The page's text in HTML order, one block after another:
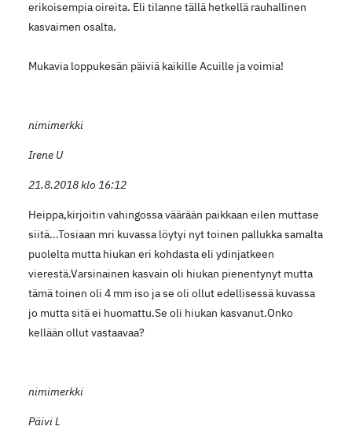
erikoisempia oireita. Eli tilanne tällä hetkellä rauhallinen
kasvaimen osalta.
Mukavia loppukesän päiviä kaikille Acuille ja voimia!
nimimerkki
Irene U
21.8.2018 klo 16:12
Heippa,kirjoitin vahingossa väärään paikkaan eilen muttase
siitä...Tosiaan mri kuvassa löytyi nyt toinen pallukka samalta
puolelta mutta hiukan eri kohdasta eli ydinjatkeen
vierestä.Varsinainen kasvain oli hiukan pienentynyt mutta
tämä toinen oli 4 mm iso ja se oli ollut edellisessä kuvassa
jo mutta sitä ei huomattu.Se oli hiukan kasvanut.Onko
kellään ollut vastaavaa?
nimimerkki
Päivi L